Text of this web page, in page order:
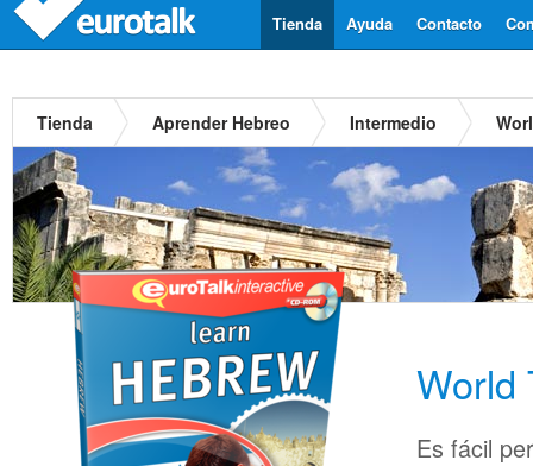
Contacto
Ayuda
Tienda
Tienda Aprender Hebreo Intermedio
World
Es fácil